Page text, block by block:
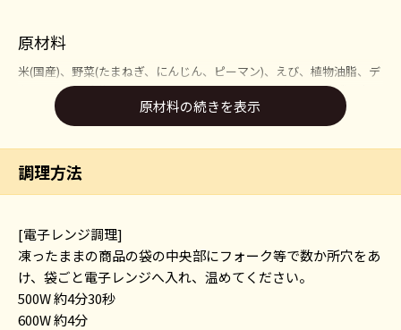
原材料
米(国産)、野菜(たまねぎ、にんじん、ピーマン)、えび、植物油脂、デ
キストリン、食塩、ショートニング、ソースアメリケーヌ、糖類(砂
糖、乳糖)、たん白加水分解物、バター、チキンエキス、チキンブイヨ
ン、しょうゆ、香辛料、粉末しょうゆ、かつおぶしパウダー/調味料
(アミノ酸等)、加工でん粉、(一部にえび・小麦・乳成分・大豆・鶏肉
を含む)
原材料の続きを表示
調理方法
[電子レンジ調理]
凍ったままの商品の袋の中央部にフォーク等で数か所穴をあ
け、袋ごと電子レンジへ入れ、温めてください。
500W 約4分30秒
600W 約4分